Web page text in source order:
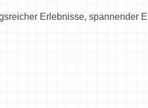
Erlebnisse, spannender